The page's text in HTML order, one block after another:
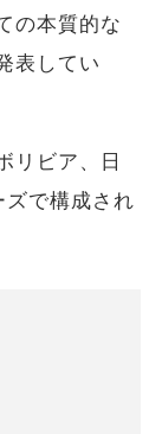
の本質的な
表してい
リビア、日
で構成され